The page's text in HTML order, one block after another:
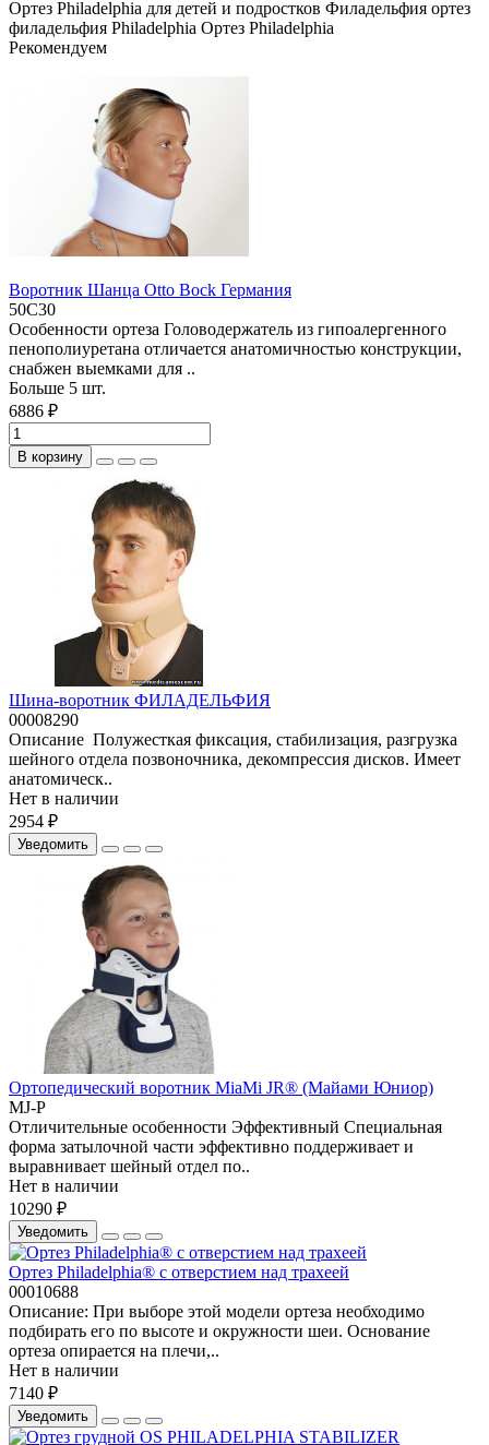
Ортез Philadelphia для детей и подростков Филадельфия ортез
филадельфия Philadelphia Ортез Philadelphia
Рекомендуем
Воротник Шанца Otto Bock Германия
50С30
Особенности ортеза Головодержатель из гипоалергенного
пенополиуретана отличается анатомичностью конструкции,
снабжен выемками для ..
Больше 5 шт.
6886 ₽
В корзину
Шина-воротник ФИЛАДЕЛЬФИЯ
00008290
Описание Полужесткая фиксация, стабилизация, разгрузка
шейного отдела позвоночника, декомпрессия дисков. Имеет
анатомическ..
Нет в наличии
2954 ₽
Уведомить
Ортопедический воротник MiaMi JR® (Майами Юниор)
MJ-P
Отличительные особенности Эффективный Специальная
форма затылочной части эффективно поддерживает и
выравнивает шейный отдел по..
Нет в наличии
10290 ₽
Уведомить
Ортез Philadelphia® с отверстием над трахеей
00010688
Описание: При выборе этой модели ортеза необходимо
подбирать его по высоте и окружности шеи. Основание
ортеза опирается на плечи,..
Нет в наличии
7140 ₽
Уведомить